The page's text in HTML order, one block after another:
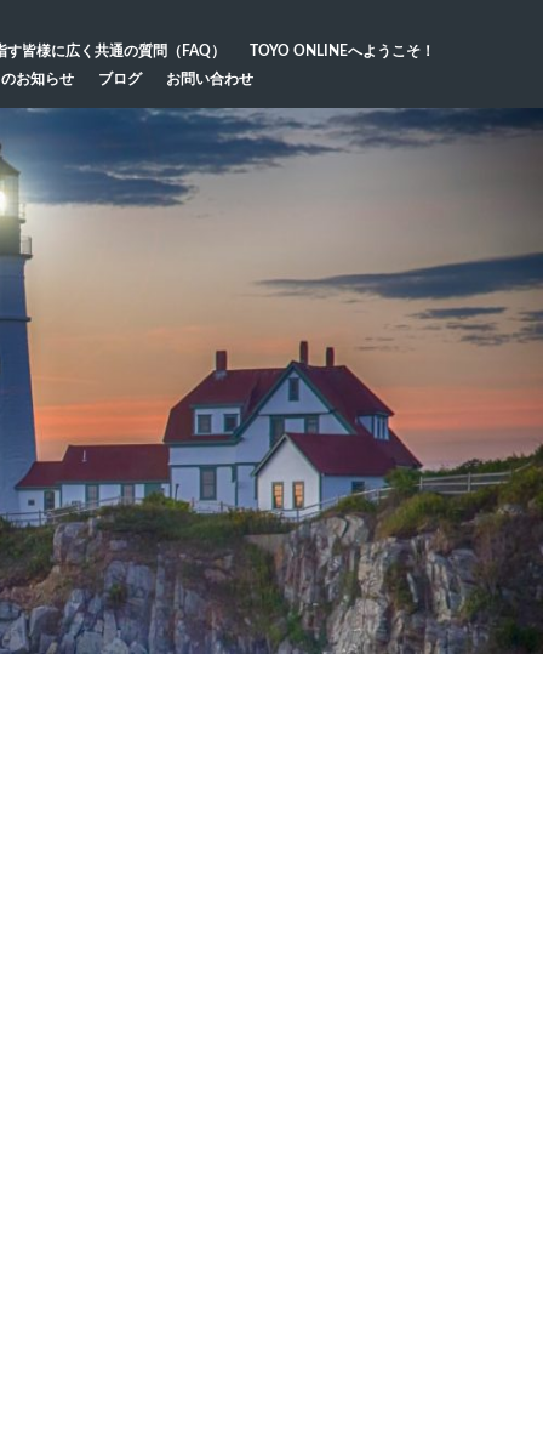
皆様に広く共通の質問（FAQ）
TOYO ONLINEへようこそ！
お知らせ
ブログ お問い合わせ